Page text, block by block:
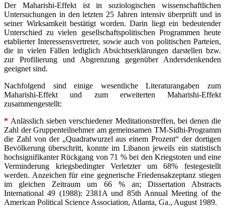
Der Maharishi-Effekt ist in soziologischen wissenschaftlichen
Untersuchungen in den letzten 25 Jahren intensiv überprüft und in
seiner Wirksamkeit bestätigt worden. Darin liegt ein bedeutender
Unterschied zu vielen gesellschaftspolitischen Programmen heute
etablierter Interessensvertreter, sowie auch von politischen Parteien,
die in vielen Fällen lediglich Absichtserklärungen darstellen bzw.
zur Profilierung und Abgrenzung gegenüber Andersdenkenden
geeignet sind.
Nachfolgend sind einige wesentliche Literaturangaben zum
Maharishi-Effekt und zum erweiterten Maharishi-Effekt
zusammengestellt:
* Anlässlich sieben verschiedener Meditationstreffen, bei denen die
Zahl der Gruppenteilnehmer am gemeinsamen TM-Sidhi-Programm
die Zahl von der „Quadratwurzel aus einem Prozent“ der dortigen
Bevölkerung überschritt, konnte im Libanon jeweils ein statistisch
hochsignifikanter Rückgang von 71 % bei den Kriegstoten und eine
Verminderung kriegsbedingter Verletzter um 68% festegestellt
werden. Anzeichen für eine gegnerische Friedensakzeptanz stiegen
im gleichen Zeitraum um 66 % an; Dissertation Abstracts
International 49 (1988): 2381A und 85th Annual Meeting of the
American Political Science Association, Atlanta, Ga., August 1989.